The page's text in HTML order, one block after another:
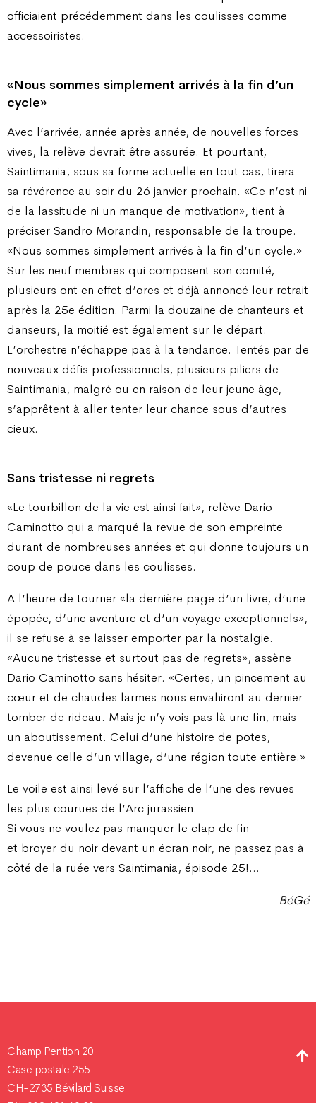
officiaient précédemment dans les coulisses comme
accessoiristes.
«Nous sommes simplement arrivés à la fin d’un
cycle»
Avec l’arrivée, année après année, de nouvelles forces
vives, la relève devrait être assurée. Et pourtant,
Saintimania, sous sa forme actuelle en tout cas, tirera
sa révérence au soir du 26 janvier prochain. «Ce n’est ni
de la lassitude ni un manque de motivation», tient à
préciser Sandro Morandin, responsable de la troupe.
«Nous sommes simplement arrivés à la fin d’un cycle.»
Sur les neuf membres qui composent son comité,
plusieurs ont en effet d’ores et déjà annoncé leur retrait
après la 25e édition. Parmi la douzaine de chanteurs et
danseurs, la moitié est également sur le départ.
L’orchestre n’échappe pas à la tendance. Tentés par de
nouveaux défis professionnels, plusieurs piliers de
Saintimania, malgré ou en raison de leur jeune âge,
s’apprêtent à aller tenter leur chance sous d’autres
cieux.
Sans tristesse ni regrets
«Le tourbillon de la vie est ainsi fait», relève Dario
Caminotto qui a marqué la revue de son empreinte
durant de nombreuses années et qui donne toujours un
coup de pouce dans les coulisses.
A l’heure de tourner «la dernière page d’un livre, d’une
épopée, d’une aventure et d’un voyage exceptionnels»,
il se refuse à se laisser emporter par la nostalgie.
«Aucune tristesse et surtout pas de regrets», assène
Dario Caminotto sans hésiter. «Certes, un pincement au
cœur et de chaudes larmes nous envahiront au dernier
tomber de rideau. Mais je n’y vois pas là une fin, mais
un aboutissement. Celui d’une histoire de potes,
devenue celle d’un village, d’une région toute entière.»
Le voile est ainsi levé sur l’affiche de l’une des revues
les plus courues de l’Arc jurassien.
Si vous ne voulez pas manquer le clap de fin
et broyer du noir devant un écran noir, ne passez pas à
côté de la ruée vers Saintimania, épisode 25!…
BéGé
Champ Pention 20
Case postale 255
CH-2735 Bévilard Suisse